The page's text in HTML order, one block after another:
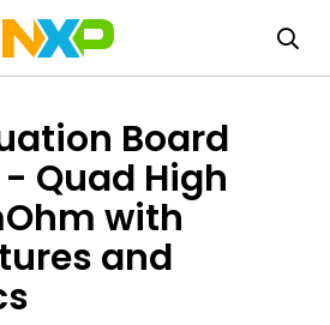
Board
- Quad High
with
and